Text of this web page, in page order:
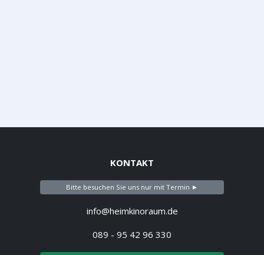
KONTAKT
Bitte besuchen Sie uns nur mit Termin ►
info@heimkinoraum.de
089 - 95 42 96 330